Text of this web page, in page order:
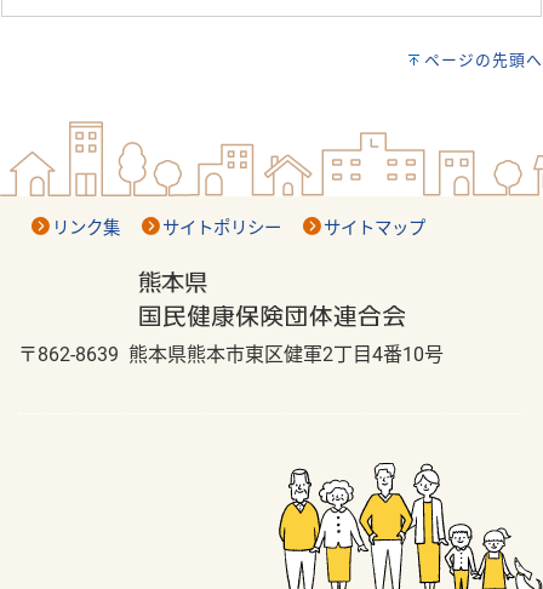
ページの先頭へ
リンク集 サイトポリシー サイトマップ
〒862-8639 熊本県熊本市東区健軍2丁目4番10号